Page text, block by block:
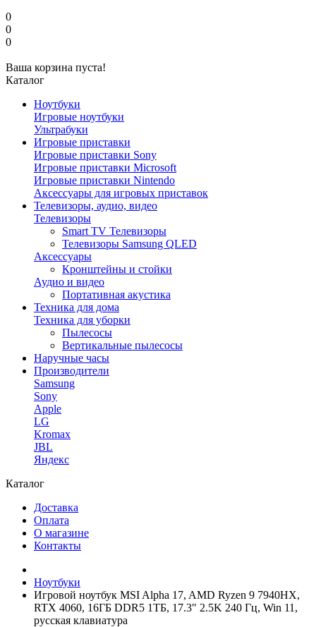
0
0
0
Ваша корзина пуста!
Каталог
Ноутбуки
Игровые ноутбуки
Ультрабуки
Игровые приставки
Игровые приставки Sony
Игровые приставки Microsoft
Игровые приставки Nintendo
Аксессуары для игровых приставок
Телевизоры, аудио, видео
Телевизоры
Smart TV Телевизоры
Телевизоры Samsung QLED
Аксессуары
Кронштейны и стойки
Аудио и видео
Портативная акустика
Техника для дома
Техника для уборки
Пылесосы
Вертикальные пылесосы
Наручные часы
Производители
Samsung
Sony
Apple
LG
Kromax
JBL
Яндекс
Каталог
Доставка
Оплата
О магазине
Контакты
Ноутбуки
Игровой ноутбук MSI Alpha 17, AMD Ryzen 9 7940HX,
RTX 4060, 16ГБ DDR5 1ТБ, 17.3" 2.5K 240 Гц, Win 11,
русская клавиатура